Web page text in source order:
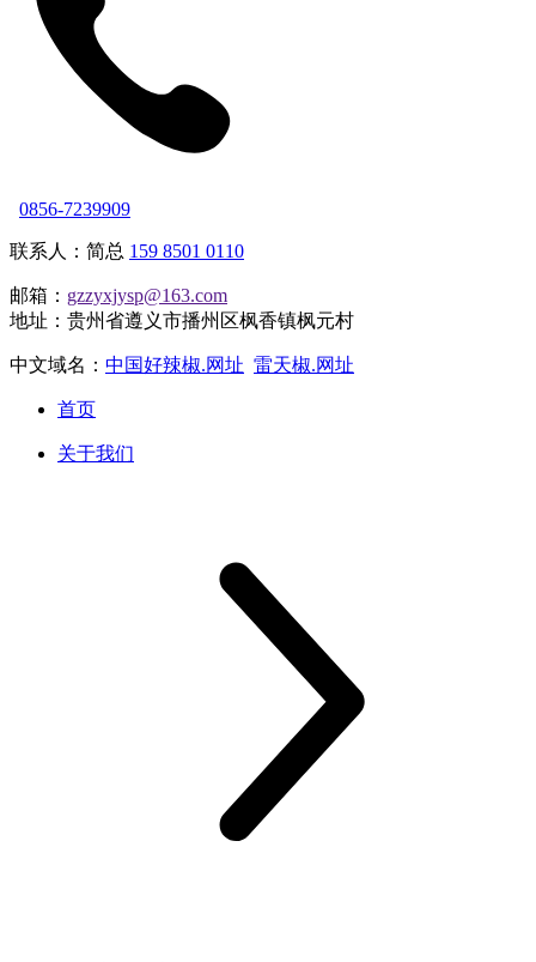
0856-7239909
联系人：简总 159 8501 0110
邮箱： gzzyxjysp@163.com
地址：贵州省遵义市播州区枫香镇枫元村
中文域名： 中国好辣椒.网址 雷天椒.网址
首页
关于我们